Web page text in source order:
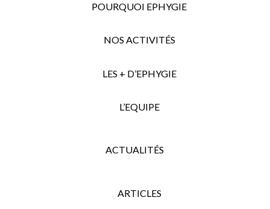
POURQUOI EPHYGIE
NOS ACTIVITÉS
LES + D’EPHYGIE
L’EQUIPE
ACTUALITÉS
ARTICLES